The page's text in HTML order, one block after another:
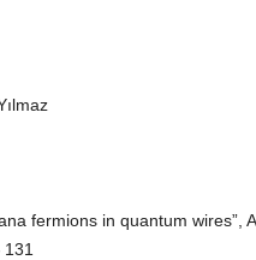
fermions in quantum wires”,
131